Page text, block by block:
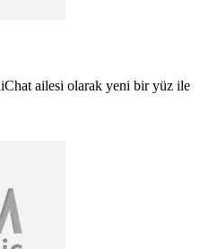
ailesi olarak yeni bir yüz ile